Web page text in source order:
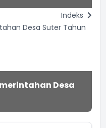
Indeks
Desa